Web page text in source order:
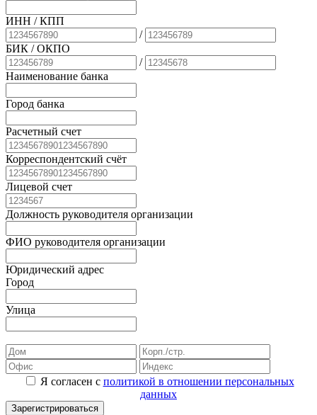
ИНН / КПП
/
БИК / ОКПО
/
Наименование банка
Город банка
Расчетный счет
Корреспондентский счёт
Лицевой счет
Должность руководителя организации
ФИО руководителя организации
Юридический адрес
Город
Улица
Я согласен с политикой в отношении персональных
данных
Зарегистрироваться